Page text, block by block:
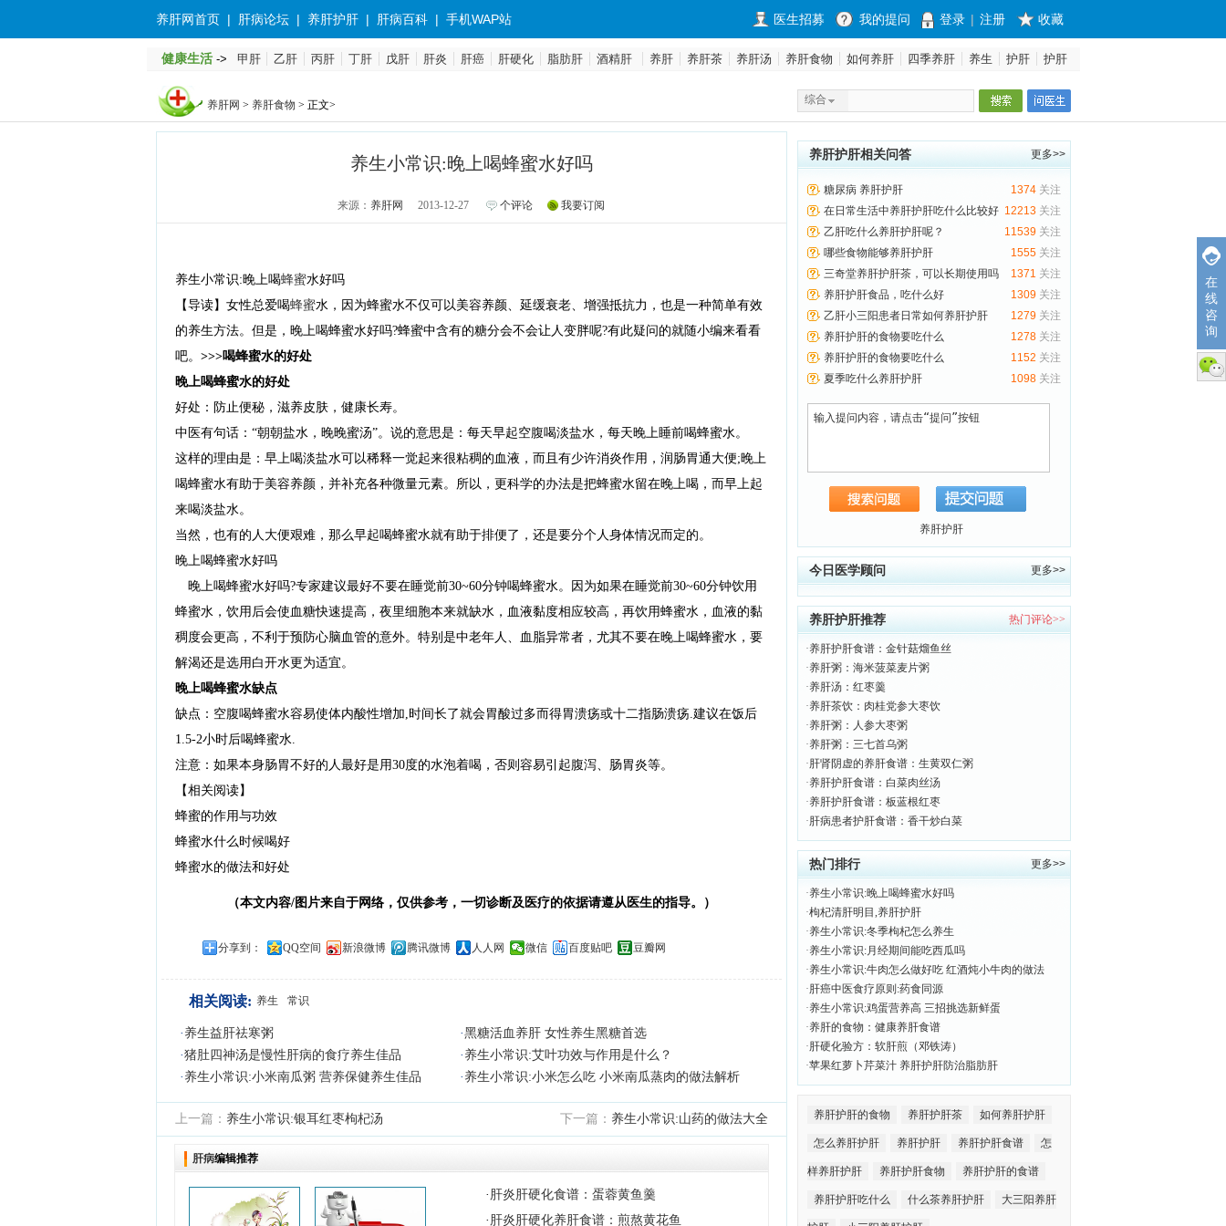
养肝网首页 | 肝病论坛 | 养肝护肝 | 肝病百科 | 手机WAP站 医生招募 我的提问 登录 | 注册 收藏
健康生活 -> 甲肝 乙肝 丙肝 丁肝 戊肝 肝炎 肝癌 肝硬化 脂肪肝 酒精肝 养肝 养肝茶 养肝汤 养肝食物 如何养肝 四季养肝 养生 护肝
护肝
养肝网 > 养肝食物 > 正文> 综合
养生小常识:晚上喝蜂蜜水好吗
来源： 养肝网 2013-12-27 个评论 我要订阅
养生小常识:晚上喝蜂蜜水好吗
【导读】女性总爱喝蜂蜜水，因为蜂蜜水不仅可以美容养颜、延缓衰老、增强抵抗力，也是一种简单有效
的养生方法。但是，晚上喝蜂蜜水好吗?蜂蜜中含有的糖分会不会让人变胖呢?有此疑问的就随小编来看看
吧。 >>>喝蜂蜜水的好处
晚上喝蜂蜜水的好处
好处：防止便秘，滋养皮肤，健康长寿。
中医有句话：“朝朝盐水，晚晚蜜汤”。说的意思是：每天早起空腹喝淡盐水，每天晚上睡前喝蜂蜜水。
这样的理由是：早上喝淡盐水可以稀释一觉起来很粘稠的血液，而且有少许消炎作用，润肠胃通大便;晚上
喝蜂蜜水有助于美容养颜，并补充各种微量元素。所以，更科学的办法是把蜂蜜水留在晚上喝，而早上起
来喝淡盐水。
当然，也有的人大便艰难，那么早起喝蜂蜜水就有助于排便了，还是要分个人身体情况而定的。
晚上喝蜂蜜水好吗
晚上喝蜂蜜水好吗?专家建议最好不要在睡觉前30~60分钟喝蜂蜜水。因为如果在睡觉前30~60分钟饮用
蜂蜜水，饮用后会使血糖快速提高，夜里细胞本来就缺水，血液黏度相应较高，再饮用蜂蜜水，血液的黏
稠度会更高，不利于预防心脑血管的意外。特别是中老年人、血脂异常者，尤其不要在晚上喝蜂蜜水，要
解渴还是选用白开水更为适宜。
晚上喝蜂蜜水缺点
缺点：空腹喝蜂蜜水容易使体内酸性增加,时间长了就会胃酸过多而得胃溃疡或十二指肠溃疡.建议在饭后
1.5-2小时后喝蜂蜜水.
注意：如果本身肠胃不好的人最好是用30度的水泡着喝，否则容易引起腹泻、肠胃炎等。
【相关阅读】
蜂蜜的作用与功效
蜂蜜水什么时候喝好
蜂蜜水的做法和好处
（本文内容/图片来自于网络，仅供参考，一切诊断及医疗的依据请遵从医生的指导。）
分享到： QQ空间 新浪微博 腾讯微博 人人网 微信 百度贴吧 豆瓣网
相关阅读: 养生 常识
· 养生益肝祛寒粥 ·黑糖活血养肝 女性养生黑糖首选
·猪肚四神汤是慢性肝病的食疗养生佳品 · 养生小常识:艾叶功效与作用是什么？
· 养生小常识:小米南瓜粥 营养保健养生佳品 · 养生小常识:小米怎么吃 小米南瓜蒸肉的做法解析
上一篇： 养生小常识:银耳红枣枸杞汤 下一篇： 养生小常识:山药的做法大全
肝病编辑推荐
· 肝炎肝硬化食谱：蛋蓉黄鱼羹
· 肝炎肝硬化养肝食谱：煎熬黄花鱼
更多>>
养肝护肝相关问答
1374关注
糖尿病 养肝护肝
12213关注
在日常生活中养肝护肝吃什么比较好
呢？
11539关注
乙肝吃什么养肝护肝呢？
1555关注
哪些食物能够养肝护肝
1371 关注
三奇堂养肝护肝茶，可以长期使用吗
1309关注
养肝护肝食品，吃什么好
1279关注
乙肝小三阳患者日常如何养肝护肝
1278关注
养肝护肝的食物要吃什么
1152 关注
养肝护肝的食物要吃什么
1098关注
夏季吃什么养肝护肝
养肝护肝
更多>>
今日医学顾问
热门评论>>
养肝护肝推荐
·养肝护肝食谱：金针菇熘鱼丝
·养肝粥：海米菠菜麦片粥
·养肝汤：红枣羹
·养肝茶饮：肉桂党参大枣饮
·养肝粥：人参大枣粥
·养肝粥：三七首乌粥
·肝肾阴虚的养肝食谱：生黄双仁粥
·养肝护肝食谱：白菜肉丝汤
·养肝护肝食谱：板蓝根红枣
·肝病患者护肝食谱：香干炒白菜
更多>>
热门排行
·养生小常识:晚上喝蜂蜜水好吗
·枸杞清肝明目,养肝护肝
·养生小常识:冬季枸杞怎么养生
·养生小常识:月经期间能吃西瓜吗
·养生小常识:牛肉怎么做好吃 红酒炖小牛肉的做法
·肝癌中医食疗原则:药食同源
·养生小常识:鸡蛋营养高 三招挑选新鲜蛋
·养肝的食物：健康养肝食谱
·肝硬化验方：软肝煎（邓铁涛）
·苹果红萝卜芹菜汁 养肝护肝防治脂肪肝
养肝护肝的食物 养肝护肝茶 如何养肝护肝
怎么养肝护肝 养肝护肝 养肝护肝食谱 怎
样养肝护肝 养肝护肝食物 养肝护肝的食谱
养肝护肝吃什么 什么茶养肝护肝 大三阳养肝
在
线
咨
询